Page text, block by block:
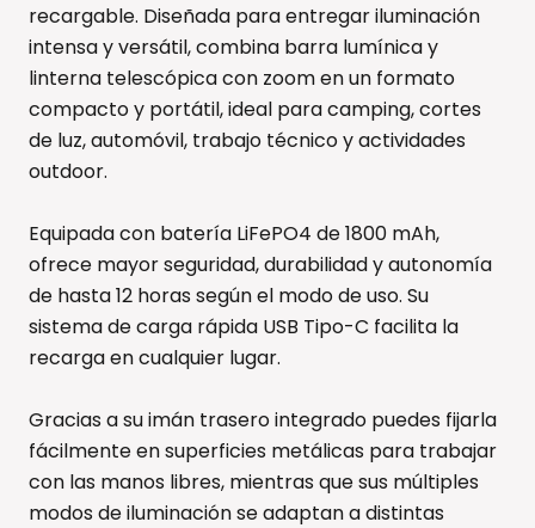
recargable. Diseñada para entregar iluminación
intensa y versátil, combina barra lumínica y
linterna telescópica con zoom en un formato
compacto y portátil, ideal para camping, cortes
de luz, automóvil, trabajo técnico y actividades
outdoor.
Equipada con batería LiFePO4 de 1800 mAh,
ofrece mayor seguridad, durabilidad y autonomía
de hasta 12 horas según el modo de uso. Su
sistema de carga rápida USB Tipo-C facilita la
recarga en cualquier lugar.
Gracias a su imán trasero integrado puedes fijarla
fácilmente en superficies metálicas para trabajar
con las manos libres, mientras que sus múltiples
modos de iluminación se adaptan a distintas